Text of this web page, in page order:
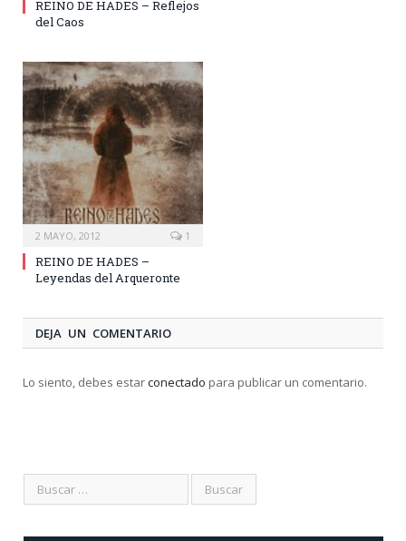
REINO DE HADES – Reflejos
del Caos
2 MAYO, 2012 1
REINO DE HADES –
Leyendas del Arqueronte
DEJA UN COMENTARIO
Lo siento, debes estarconectado para publicar un comentario.